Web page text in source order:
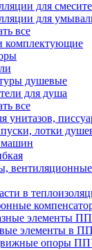
для
для
все
комплектующие
душевые
для душа
все
унитазов,
лотки
машин
в
элементы
элементы в
опоры